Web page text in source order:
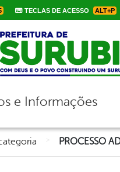
TECLAS DE ACESSO ALT+P
de navegação
e Informações